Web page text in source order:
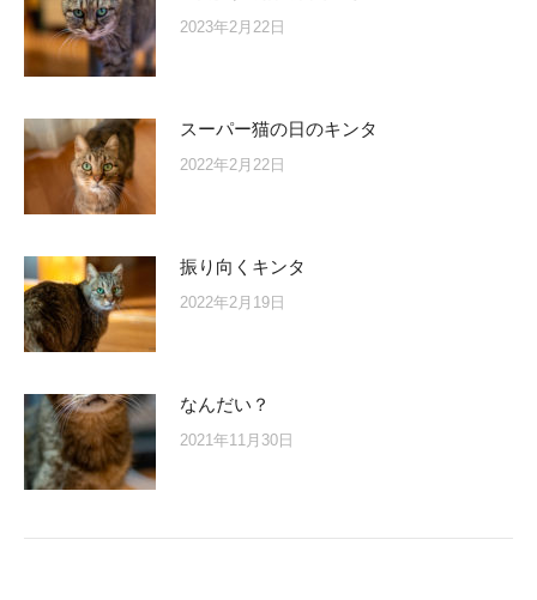
2023年2月22日
スーパー猫の日のキンタ
2022年2月22日
振り向くキンタ
2022年2月19日
なんだい？
2021年11月30日